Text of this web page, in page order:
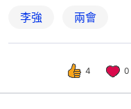
李強 兩會
4 0